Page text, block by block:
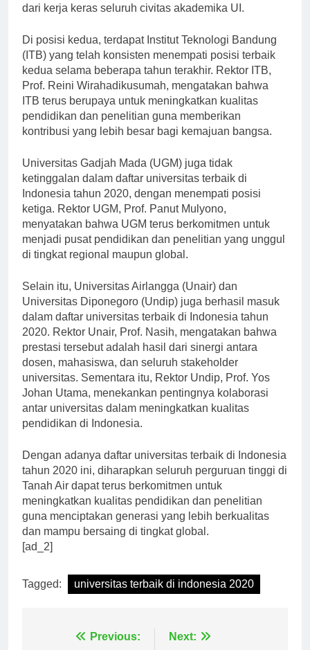
dari kerja keras seluruh civitas akademika UI.
Di posisi kedua, terdapat Institut Teknologi Bandung
(ITB) yang telah konsisten menempati posisi terbaik
kedua selama beberapa tahun terakhir. Rektor ITB,
Prof. Reini Wirahadikusumah, mengatakan bahwa
ITB terus berupaya untuk meningkatkan kualitas
pendidikan dan penelitian guna memberikan
kontribusi yang lebih besar bagi kemajuan bangsa.
Universitas Gadjah Mada (UGM) juga tidak
ketinggalan dalam daftar universitas terbaik di
Indonesia tahun 2020, dengan menempati posisi
ketiga. Rektor UGM, Prof. Panut Mulyono,
menyatakan bahwa UGM terus berkomitmen untuk
menjadi pusat pendidikan dan penelitian yang unggul
di tingkat regional maupun global.
Selain itu, Universitas Airlangga (Unair) dan
Universitas Diponegoro (Undip) juga berhasil masuk
dalam daftar universitas terbaik di Indonesia tahun
2020. Rektor Unair, Prof. Nasih, mengatakan bahwa
prestasi tersebut adalah hasil dari sinergi antara
dosen, mahasiswa, dan seluruh stakeholder
universitas. Sementara itu, Rektor Undip, Prof. Yos
Johan Utama, menekankan pentingnya kolaborasi
antar universitas dalam meningkatkan kualitas
pendidikan di Indonesia.
Dengan adanya daftar universitas terbaik di Indonesia
tahun 2020 ini, diharapkan seluruh perguruan tinggi di
Tanah Air dapat terus berkomitmen untuk
meningkatkan kualitas pendidikan dan penelitian
guna menciptakan generasi yang lebih berkualitas
dan mampu bersaing di tingkat global.
[ad_2]
Tagged: universitas terbaik di indonesia 2020
NavigasiPrevious: Next: